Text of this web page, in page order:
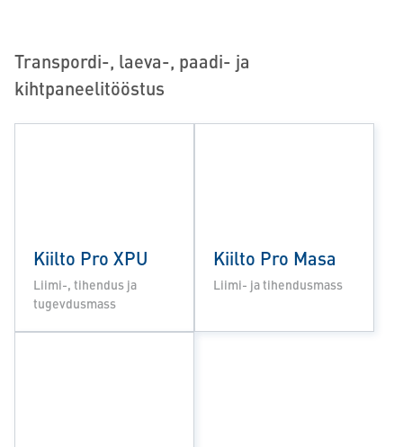
Transpordi-, laeva-, paadi- ja
kihtpaneelitööstus
Kiilto Pro XPU
Liimi-, tihendus ja
tugevdusmass
Kiilto Pro Masa
Liimi- ja tihendusmass